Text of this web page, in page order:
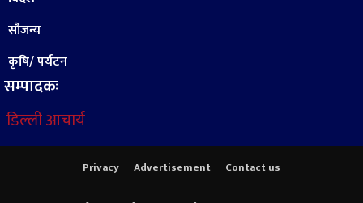
सौजन्य
कृषि/ पर्यटन
सम्पादकः
डिल्ली आचार्य
Privacy Advertisement Contact us